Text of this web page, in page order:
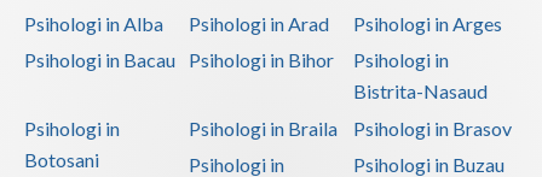
Psihologi in Alba Psihologi in Arad
Psihologi in Arges
Psihologi in Bacau
Psihologi in Bihor
Psihologi in
Bistrita-Nasaud
Psihologi in
Botosani
Psihologi in Braila
Psihologi in Brasov
Psihologi in
Psihologi in Buzau